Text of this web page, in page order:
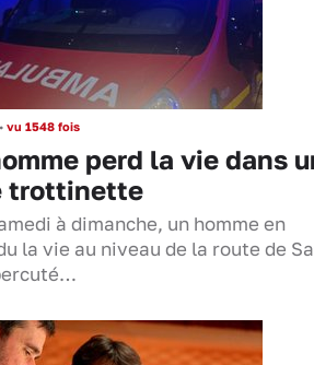
• vu 1548 fois
perd la vie dans
trottinette
à dimanche, un homme en
la vie au niveau de la route de